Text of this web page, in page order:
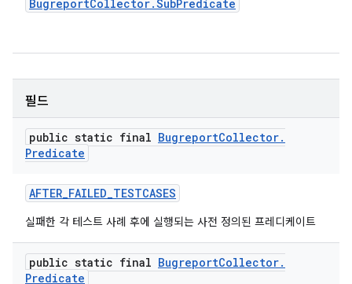
BugreportCollector.SubPredicate
필드
public static final BugreportCollector.
Predicate
AFTER_FAILED_TESTCASES
실패한 각 테스트 사례 후에 실행되는 사전 정의된 프레디케이트
public static final BugreportCollector.
Predicate